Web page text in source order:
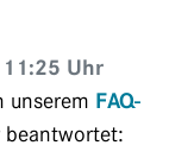
Uhr
unserem FAQ-
beantwortet: